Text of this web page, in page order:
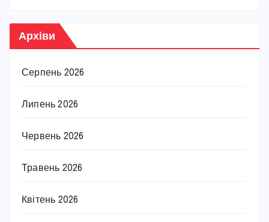
Архіви
Серпень 2026
Липень 2026
Червень 2026
Травень 2026
Квітень 2026